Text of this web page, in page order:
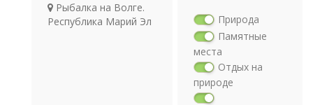
Рыбалка на Волге.
Республика Марий Эл
Природа
Памятные
места
Отдых на
природе